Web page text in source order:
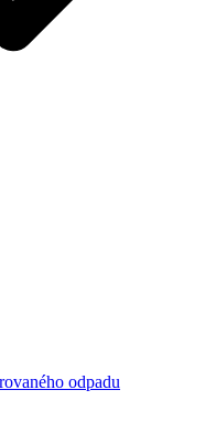
odpadu